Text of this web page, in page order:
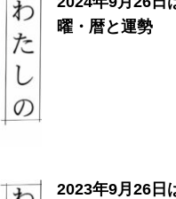
曜・暦と運勢
2023年9月26日